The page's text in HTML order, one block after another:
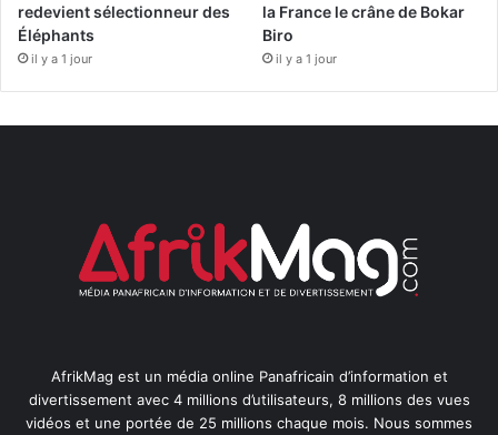
redevient sélectionneur des
Éléphants
il y a 1 jour
la France le crâne de Bokar
Biro
il y a 1 jour
AfrikMag est un média online Panafricain d’information et
divertissement avec 4 millions d’utilisateurs, 8 millions des vues
vidéos et une portée de 25 millions chaque mois. Nous sommes